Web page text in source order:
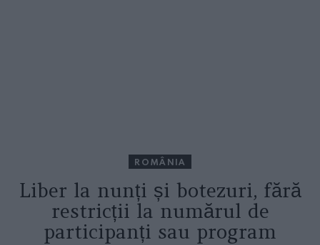
ROMÂNIA
Liber la nunți și botezuri, fără
restricții la numărul de
participanți sau program